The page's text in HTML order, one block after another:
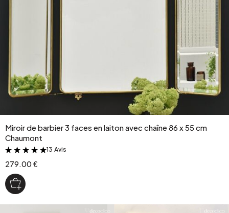
Miroir de barbier 3 faces en laiton avec chaîne 86 x 55 cm
Chaumont
&
13 Avis
279.00 €